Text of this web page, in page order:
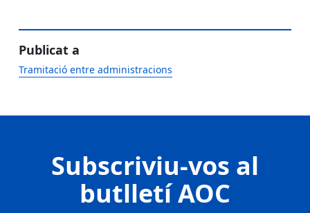
Publicat a
Tramitació entre administracions
Subscriviu-vos al
butlletí AOC